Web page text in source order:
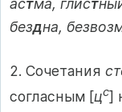
бездна,
2. Сочетания
согласным [цс]